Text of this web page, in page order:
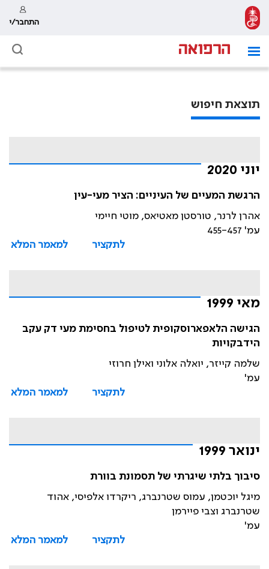
התחבר/י
תוצאת חיפוש
יוני 2020
הרגשת המעיים של העיניים: הציר מעי-עין
אהרן לרנר, טורסטן מאטיאס, מוטי חיימי
עמ' 455-457
לתקציר
למאמר המלא
מאי 1999
הגישה הלאפארוסקופית לטיפול בחסימת מעי דק עקב
הידבקויות
שלמה קייזר, יואלה אלוני ואילן חרוזי
עמ'
לתקציר
למאמר המלא
ינואר 1999
סיבוך בלתי שיגרתי של תסמונת בוורת
מיגל יוכטמן, עמוס שטרנברג, ריקרדו אלפיסי, אהוד
שטרנברג וצבי פיירמן
עמ'
לתקציר
למאמר המלא